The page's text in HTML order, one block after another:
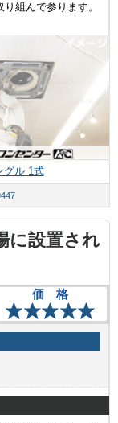
組んで参ります。
グル 1式
に設置され
価 格